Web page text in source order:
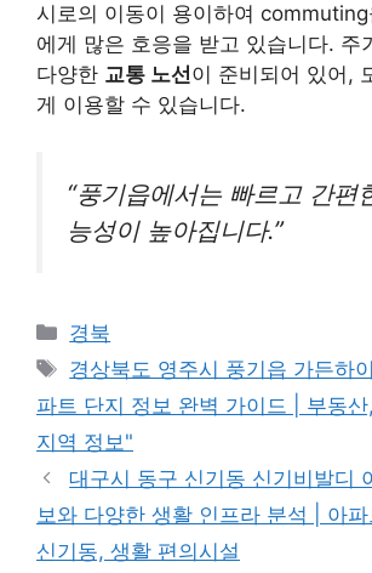
시로의 이동이 용이하여
에게 많은 호응을 받고 있습니다. 주
다양한 교통 노선이 준비되어 있어,
게 이용할 수 있습니다.
“풍기읍에서는 빠르고 간편
능성이 높아집니다.”
Categories
경북
Tags
경상북도 영주시 풍기읍 가든하
파트 단지 정보 완벽 가이드 | 부동
지역 정보"
대구시 동구 신기동 신기비발디
보와 다양한 생활 인프라 분석 | 아
신기동, 생활 편의시설